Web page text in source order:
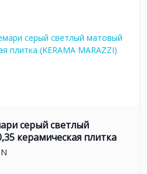
серый светлый
керамическая плитка